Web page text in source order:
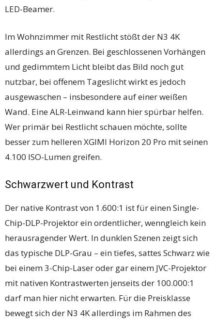
LED-Beamer.
Im Wohnzimmer mit Restlicht stößt der N3 4K
allerdings an Grenzen. Bei geschlossenen Vorhängen
und gedimmtem Licht bleibt das Bild noch gut
nutzbar, bei offenem Tageslicht wirkt es jedoch
ausgewaschen – insbesondere auf einer weißen
Wand. Eine ALR-Leinwand kann hier spürbar helfen.
Wer primär bei Restlicht schauen möchte, sollte
besser zum helleren XGIMI Horizon 20 Pro mit seinen
4.100 ISO-Lumen greifen.
Schwarzwert und Kontrast
Der native Kontrast von 1.600:1 ist für einen Single-
Chip-DLP-Projektor ein ordentlicher, wenngleich kein
herausragender Wert. In dunklen Szenen zeigt sich
das typische DLP-Grau – ein tiefes, sattes Schwarz wie
bei einem 3-Chip-Laser oder gar einem JVC-Projektor
mit nativen Kontrastwerten jenseits der 100.000:1
darf man hier nicht erwarten. Für die Preisklasse
bewegt sich der N3 4K allerdings im Rahmen des